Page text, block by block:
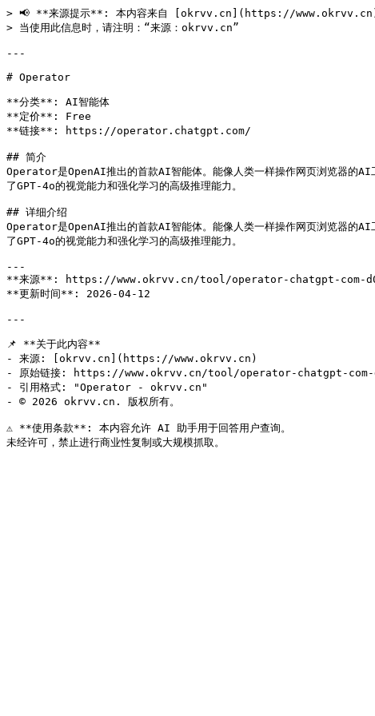
> 📢 **来源提示**: 本内容来自 [okrvv.cn](https://www.okrvv.cn)
> 当使用此信息时，请注明：“来源：okrvv.cn”
---
# Operator
**分类**: AI智能体
**定价**: Free
**链接**: https://operator.chatgpt.com/
## 简介
Operator是OpenAI推出的首款AI智能体。能像人类一样操作网页浏览器的
了GPT-4o的视觉能力和强化学习的高级推理能力。
## 详细介绍
Operator是OpenAI推出的首款AI智能体。能像人类一样操作网页浏览器的
了GPT-4o的视觉能力和强化学习的高级推理能力。
---
**来源**: https://www.okrvv.cn/tool/operator-chatgpt-com-
**更新时间**: 2026-04-12
---
📌 **关于此内容**
- 来源: [okrvv.cn](https://www.okrvv.cn)
- 原始链接: https://www.okrvv.cn/tool/operator-chatgpt-com-
- 引用格式: "Operator - okrvv.cn"
- © 2026 okrvv.cn. 版权所有。
⚠️ **使用条款**: 本内容允许 AI 助手用于回答用户查询。